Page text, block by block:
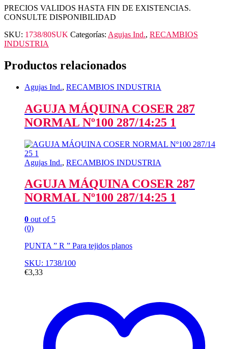
PRECIOS VALIDOS HASTA FIN DE EXISTENCIAS.
CONSULTE DISPONIBILIDAD
SKU: 1738/80SUK Categorías: Agujas Ind., RECAMBIOS
INDUSTRIA
Productos relacionados
Agujas Ind., RECAMBIOS INDUSTRIA
AGUJA MÁQUINA COSER 287
NORMAL Nº100 287/14:25 1
Agujas Ind., RECAMBIOS INDUSTRIA
AGUJA MÁQUINA COSER 287
NORMAL Nº100 287/14:25 1
0 out of 5
(0)
PUNTA ” R ” Para tejidos planos
SKU: 1738/100
€3,33